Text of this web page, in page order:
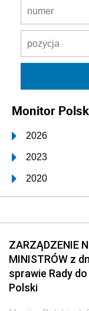
Monitor
2026
2023
2020
2017
2014
2011
2008
2005
ZARZĄDZENIE
MINISTRÓW z
sprawie Rady
Polski